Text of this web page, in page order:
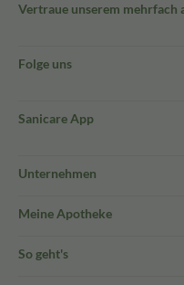
Vertraue unserem mehrfach
Folge uns
Sanicare App
Unternehmen
Meine Apotheke
So geht's